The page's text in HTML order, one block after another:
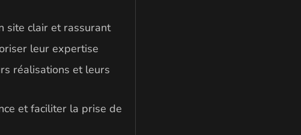
site clair et rassurant
leur expertise
réalisations et leurs
et faciliter la prise de